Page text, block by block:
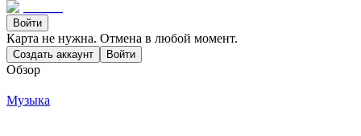
Войти
Карта не нужна. Отмена в любой момент.
Создать аккаунт Войти
Обзор
Музыка